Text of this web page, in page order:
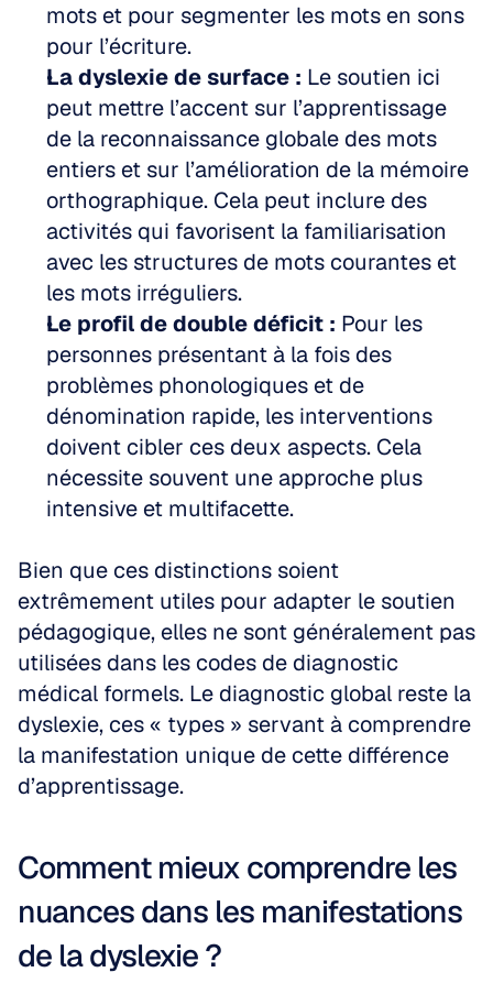
mots et pour segmenter les mots en sons
pour l’écriture.
La dyslexie de surface : Le soutien ici
peut mettre l’accent sur l’apprentissage
de la reconnaissance globale des mots
entiers et sur l’amélioration de la mémoire
orthographique. Cela peut inclure des
activités qui favorisent la familiarisation
avec les structures de mots courantes et
les mots irréguliers.
Le profil de double déficit : Pour les
personnes présentant à la fois des
problèmes phonologiques et de
dénomination rapide, les interventions
doivent cibler ces deux aspects. Cela
nécessite souvent une approche plus
intensive et multifacette.
Bien que ces distinctions soient
extrêmement utiles pour adapter le soutien
pédagogique, elles ne sont généralement pas
utilisées dans les codes de diagnostic
médical formels. Le diagnostic global reste la
dyslexie, ces « types » servant à comprendre
la manifestation unique de cette différence
d’apprentissage.
Comment mieux comprendre les
nuances dans les manifestations
de la dyslexie ?